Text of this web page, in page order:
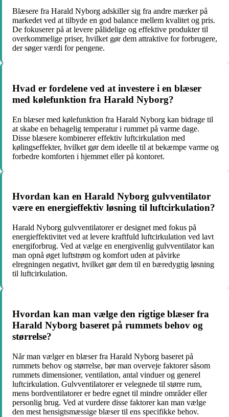
Blæsere fra Harald Nyborg adskiller sig fra andre mærker på
markedet ved at tilbyde en god balance mellem kvalitet og pris.
De fokuserer på at levere pålidelige og effektive produkter til
overkommelige priser, hvilket gør dem attraktive for forbrugere,
der søger værdi for pengene.
Hvad er fordelene ved at investere i en blæser
med kølefunktion fra Harald Nyborg?
En blæser med kølefunktion fra Harald Nyborg kan bidrage til
at skabe en behagelig temperatur i rummet på varme dage.
Disse blæsere kombinerer effektiv luftcirkulation med
kølingseffekter, hvilket gør dem ideelle til at bekæmpe varme og
forbedre komforten i hjemmet eller på kontoret.
Hvordan kan en Harald Nyborg gulvventilator
være en energieffektiv løsning til luftcirkulation?
Harald Nyborg gulvventilatorer er designet med fokus på
energieffektivitet ved at levere kraftfuld luftcirkulation ved lavt
energiforbrug. Ved at vælge en energivenlig gulvventilator kan
man opnå øget luftstrøm og komfort uden at påvirke
elregningen negativt, hvilket gør dem til en bæredygtig løsning
til luftcirkulation.
Hvordan kan man vælge den rigtige blæser fra
Harald Nyborg baseret på rummets behov og
størrelse?
Når man vælger en blæser fra Harald Nyborg baseret på
rummets behov og størrelse, bør man overveje faktorer såsom
rummets dimensioner, ventilation, antal vinduer og generel
luftcirkulation. Gulvventilatorer er velegnede til større rum,
mens bordventilatorer er bedre egnet til mindre områder eller
personlig brug. Ved at vurdere disse faktorer kan man vælge
den mest hensigtsmæssige blæser til ens specifikke behov.